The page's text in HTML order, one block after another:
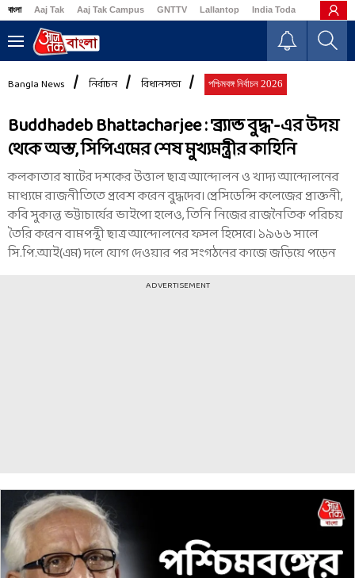
বাংলা Aaj Tak Aaj Tak Campus GNTTV Lallantop India Today Business
Bangla News নির্বাচন বিধানসভা পশ্চিমবঙ্গ নির্বাচন 2026
Buddhadeb Bhattacharjee : 'ব্র্যান্ড বুদ্ধ'-এর উদয়
থেকে অস্ত, সিপিএমের শেষ মুখ্যমন্ত্রীর কাহিনি
কলকাতার ষাটের দশকের উত্তাল ছাত্র আন্দোলন ও খাদ্য আন্দোলনের
মাধ্যমে রাজনীতিতে প্রবেশ করেন বুদ্ধদেব। প্রেসিডেন্সি কলেজের প্রাক্তনী,
কবি সুকান্ত ভট্টাচার্যের ভাইপো হলেও, তিনি নিজের রাজনৈতিক পরিচয়
তৈরি করেন বামপন্থী ছাত্র আন্দোলনের ফসল হিসেবে। ১৯৬৬ সালে
সি.পি.আই(এম) দলে যোগ দেওয়ার পর সংগঠনের কাজে জড়িয়ে পড়েন
ADVERTISEMENT